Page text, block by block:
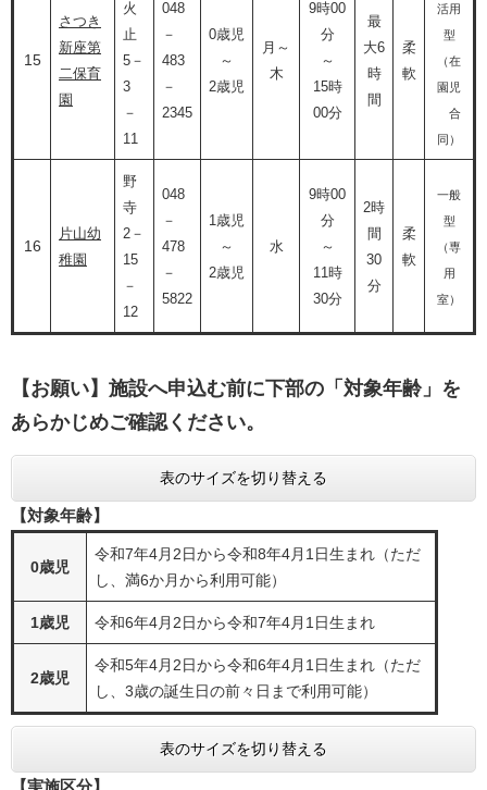
15
さつき
新座第
二保育
園
火
止
5－
3
－
11
048
－
483
－
2345
0歳児
～
2歳児
月～
木
9時00
分
～
15時
00分
最
大6
時
間
柔
軟
活用
型
（在
園児
合
同）
16
片山幼
稚園
野
寺
2－
15
－
12
048
－
478
－
5822
1歳児
～
2歳児
水
9時00
分
～
11時
30分
2時
間
30
分
柔
軟
一般
型
（専
用
室）
【お願い】施設へ申込む前に下部の「 対象年齢」を
あらかじめご確認ください。
表のサイズを切り替える
【対象年齢】
0歳児
令和7年4月2日から令和8年4月1日生まれ（ただ
し、満6か月から利用可能）
1歳児 令和6年4月2日から令和7年4月1日生まれ
2歳児
令和5年4月2日から令和6年4月1日生まれ（ただ
し、3歳の誕生日の前々日まで利用可能）
表のサイズを切り替える